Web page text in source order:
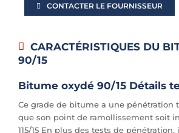
CONTACTER LE FOURNISSEUR
CARACTÉRISTIQUES DU
90/15
Bitume oxydé 90/15 Détails
Ce grade de bitume a une pénétration
que son point de ramollissement soit
115/15 En plus des tests de